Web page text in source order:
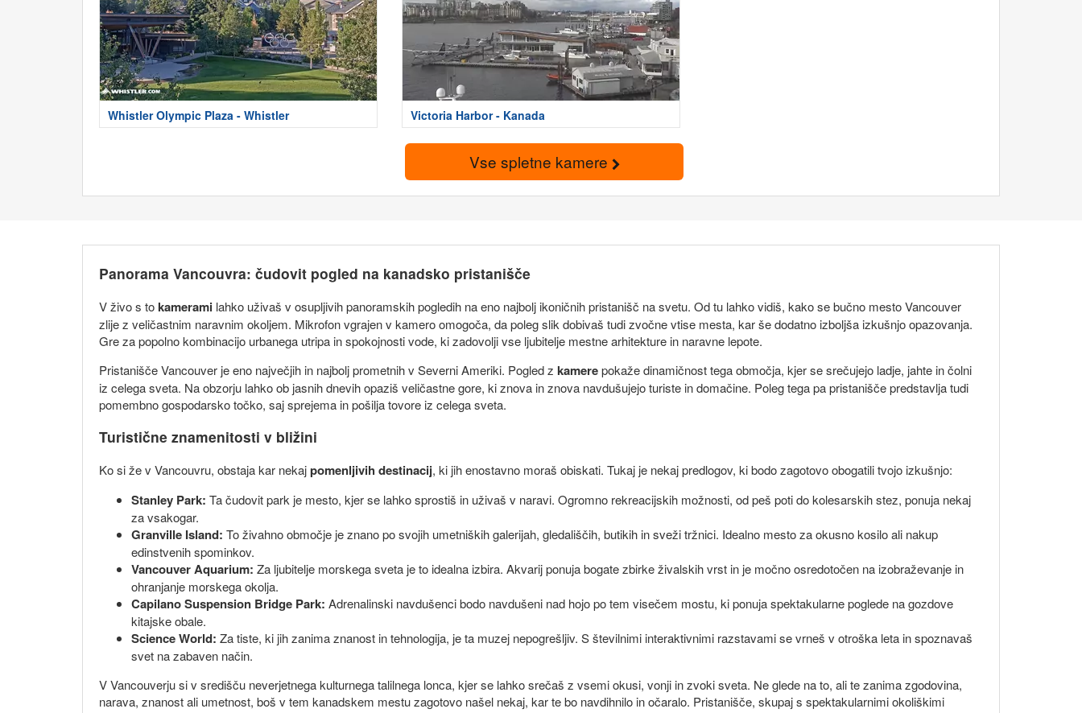
Whistler Olympic Plaza - Whistler Victoria Harbor - Kanada
Vse spletne kamere
Panorama Vancouvra: čudovit pogled na kanadsko pristanišče
V živo s tokamerami lahko uživaš v osupljivih panoramskih pogledih na eno najbolj ikoničnih pristanišč na svetu. Od tu lahko vidiš, kako se bučno mesto Vancouver
zlije z veličastnim naravnim okoljem. Mikrofon vgrajen v kamero omogoča, da poleg slik dobivaš tudi zvočne vtise mesta, kar še dodatno izboljša izkušnjo opazovanja.
Gre za popolno kombinacijo urbanega utripa in spokojnosti vode, ki zadovolji vse ljubitelje mestne arhitekture in naravne lepote.
Pristanišče Vancouver je eno največjih in najbolj prometnih v Severni Ameriki. Pogled z kamerepokaže dinamičnost tega območja, kjer se srečujejo ladje, jahte in čolni
iz celega sveta. Na obzorju lahko ob jasnih dnevih opaziš veličastne gore, ki znova in znova navdušujejo turiste in domačine. Poleg tega pa pristanišče predstavlja tudi
pomembno gospodarsko točko, saj sprejema in pošilja tovore iz celega sveta.
Turistične znamenitosti v bližini
Ko si že v Vancouvru, obstaja kar nekajpomenljivih destinacij, ki jih enostavno moraš obiskati. Tukaj je nekaj predlogov, ki bodo zagotovo obogatili tvojo izkušnjo:
Stanley Park: Ta čudovit park je mesto, kjer se lahko sprostiš in uživaš v naravi. Ogromno rekreacijskih možnosti, od peš poti do kolesarskih stez, ponuja nekaj
za vsakogar.
Granville Island: To živahno območje je znano po svojih umetniških galerijah, gledališčih, butikih in sveži tržnici. Idealno mesto za okusno kosilo ali nakup
edinstvenih spominkov.
Vancouver Aquarium: Za ljubitelje morskega sveta je to idealna izbira. Akvarij ponuja bogate zbirke živalskih vrst in je močno osredotočen na izobraževanje in
ohranjanje morskega okolja.
Capilano Suspension Bridge Park: Adrenalinski navdušenci bodo navdušeni nad hojo po tem visečem mostu, ki ponuja spektakularne poglede na gozdove
kitajske obale.
Science World: Za tiste, ki jih zanima znanost in tehnologija, je ta muzej nepogrešljiv. S številnimi interaktivnimi razstavami se vrneš v otroška leta in spoznavaš
svet na zabaven način.
V Vancouverju si v središču neverjetnega kulturnega talilnega lonca, kjer se lahko srečaš z vsemi okusi, vonji in zvoki sveta. Ne glede na to, ali te zanima zgodovina,
narava, znanost ali umetnost, boš v tem kanadskem mestu zagotovo našel nekaj, kar te bo navdihnilo in očaralo. Pristanišče, skupaj s spektakularnimi okoliškimi